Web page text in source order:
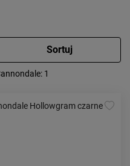
od najwyższej
: 1